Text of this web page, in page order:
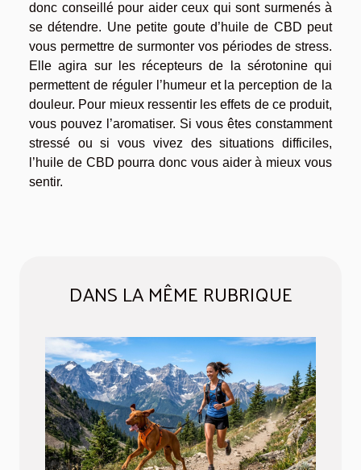
donc conseillé pour aider ceux qui sont surmenés à
se détendre. Une petite goute d’huile de CBD peut
vous permettre de surmonter vos périodes de stress.
Elle agira sur les récepteurs de la sérotonine qui
permettent de réguler l’humeur et la perception de la
douleur. Pour mieux ressentir les effets de ce produit,
vous pouvez l’aromatiser. Si vous êtes constamment
stressé ou si vous vivez des situations difficiles,
l’huile de CBD pourra donc vous aider à mieux vous
sentir.
DANS LA MÊME RUBRIQUE